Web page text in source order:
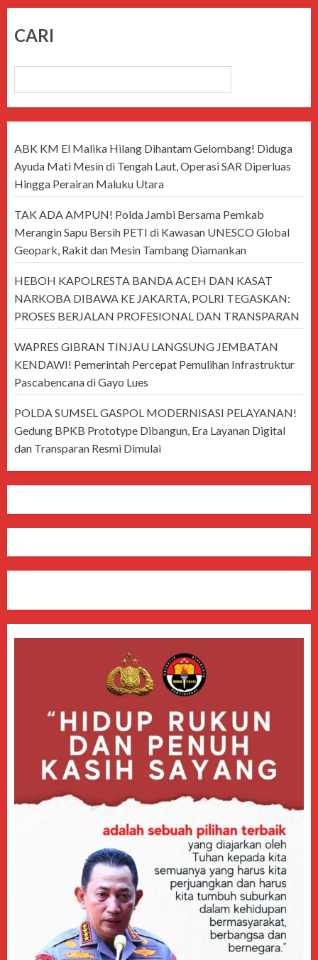
CARI
ABK KM El Malika Hilang Dihantam Gelombang! Diduga
Ayuda Mati Mesin di Tengah Laut, Operasi SAR Diperluas
Hingga Perairan Maluku Utara
TAK ADA AMPUN! Polda Jambi Bersama Pemkab
Merangin Sapu Bersih PETI di Kawasan UNESCO Global
Geopark, Rakit dan Mesin Tambang Diamankan
HEBOH KAPOLRESTA BANDA ACEH DAN KASAT
NARKOBA DIBAWA KE JAKARTA, POLRI TEGASKAN:
PROSES BERJALAN PROFESIONAL DAN TRANSPARAN
WAPRES GIBRAN TINJAU LANGSUNG JEMBATAN
KENDAWI! Pemerintah Percepat Pemulihan Infrastruktur
Pascabencana di Gayo Lues
POLDA SUMSEL GASPOL MODERNISASI PELAYANAN!
Gedung BPKB Prototype Dibangun, Era Layanan Digital
dan Transparan Resmi Dimulai